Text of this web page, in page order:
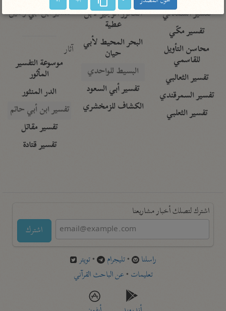
تفسير السمعاني
تفسير مكّي
محاسن التأويل
للقاسمي
تفسير الثعالبي
تفسير السمرقندي
تفسير الثعلبي
المحرر الوجيز لابن
عطية
البحر المحيط لأبي
حيان
البسيط للواحدي
تفسير أبي السعود
الكشاف للزمخشري
تفسير ابن أبي زمنين
آثار
موسوعة التفسير
المأثور
الدر المنثور
تفسير ابن أبي حاتم
تفسير مقاتل
تفسير قتادة
اشترك لتصلك أخبار مشاريعنا
اشترك
راسلنا •تليجرام •تويتر
تعليمات •عن الباحث القرآني